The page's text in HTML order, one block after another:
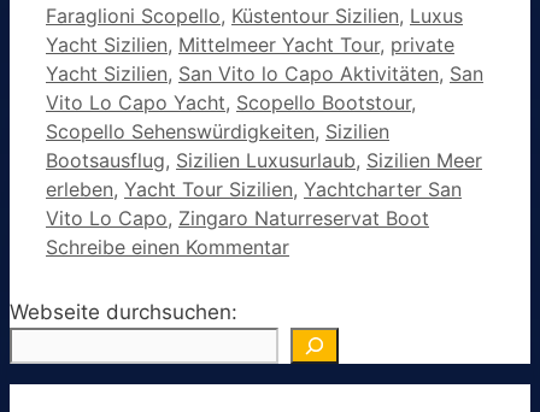
Faraglioni Scopello, Küstentour Sizilien, Luxus
Yacht Sizilien, Mittelmeer Yacht Tour, private
Yacht Sizilien, San Vito lo Capo Aktivitäten, San
Vito Lo Capo Yacht, Scopello Bootstour,
Scopello Sehenswürdigkeiten, Sizilien
Bootsausflug, Sizilien Luxusurlaub, Sizilien Meer
erleben, Yacht Tour Sizilien, Yachtcharter San
Vito Lo Capo, Zingaro Naturreservat Boot
Schreibe einen Kommentar
Webseite durchsuchen: